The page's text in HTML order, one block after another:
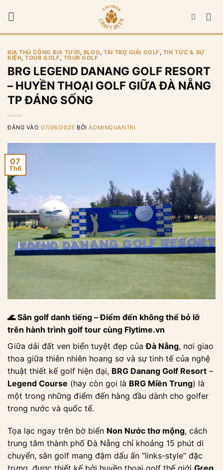
qua
BIA THỦ CÔNG BIA TƯƠI, BLOG,TÀI TRỢ GIẢI GOLF , TIN TỨC & SỰ
KIỆN,TOUR GOLF, TOUR GOLF
BRG LEGEND DANANG GOLF RESORT
– HUYỀN THOẠI GOLF GIỮA ĐÀ NẴNG
TP ĐÁNG SỐNG
ĐĂNG VÀO07/06/2025 BỞIADMINQUANTRI
07
Th6
🌊 Sân golf danh tiếng – Điểm đến không thể bỏ lỡ
trên hành trình golf tour cùng Flytime.vn
Giữa dải đất ven biển tuyệt đẹp củaĐà Nẵng, nơi giao
thoa giữa thiên nhiên hoang sơ và sự tinh tế của nghệ
thuật thiết kế golf hiện đại, BRG Danang Golf Resort –
Legend Course (hay còn gọi là BRG Miền Trung) là
một trong những điểm đến hàng đầu dành cho golfer
trong nước và quốc tế.
Tọa lạc ngay trên bờ biển Non Nước thơ mộng, cách
trung tâm thành phố Đà Nẵng chỉ khoảng 15 phút di
chuyển, sân golf mang đậm dấu ấn “links-style” đặc